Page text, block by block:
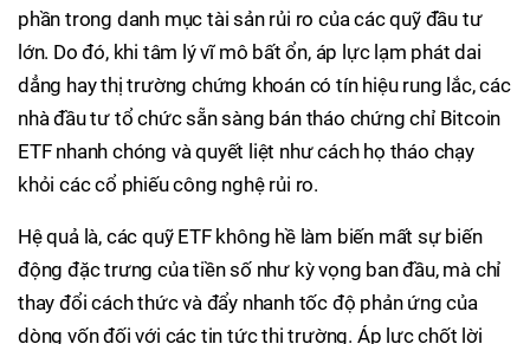
phần trong danh mục tài sản rủi ro của các quỹ đầu tư
lớn. Do đó, khi tâm lý vĩ mô bất ổn, áp lực lạm phát dai
dẳng hay thị trường chứng khoán có tín hiệu rung lắc, các
nhà đầu tư tổ chức sẵn sàng bán tháo chứng chỉ Bitcoin
ETF nhanh chóng và quyết liệt như cách họ tháo chạy
khỏi các cổ phiếu công nghệ rủi ro.
Hệ quả là, các quỹ ETF không hề làm biến mất sự biến
động đặc trưng của tiền số như kỳ vọng ban đầu, mà chỉ
thay đổi cách thức và đẩy nhanh tốc độ phản ứng của
dòng vốn đối với các tin tức thị trường. Áp lực chốt lời